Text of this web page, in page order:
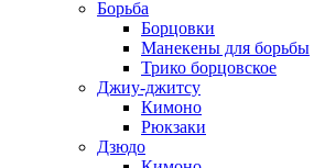
Борьба
Борцовки
Манекены для борьбы
Трико борцовское
Джиу-джитсу
Кимоно
Рюкзаки
Дзюдо